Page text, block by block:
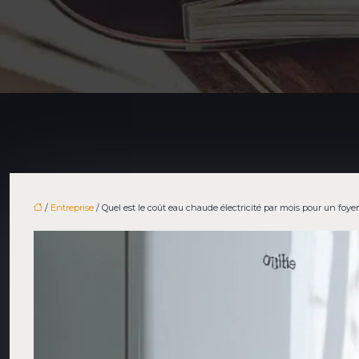
/ Entreprise / Quel est le coût eau chaude électricité par mois pour un